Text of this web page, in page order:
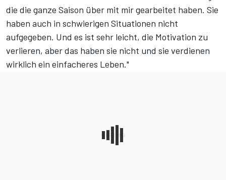
die die ganze Saison über mit mir gearbeitet haben. Sie
haben auch in schwierigen Situationen nicht
aufgegeben. Und es ist sehr leicht, die Motivation zu
verlieren, aber das haben sie nicht und sie verdienen
wirklich ein einfacheres Leben."